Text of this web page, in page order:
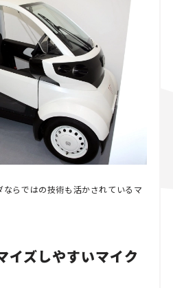
らではの技術も活かされているマ
イズしやすいマイク